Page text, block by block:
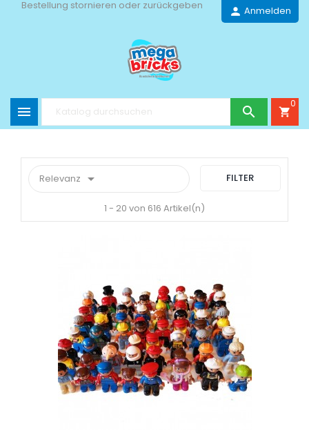
Bestellung stornieren oder zurückgeben person Anmelden
  shopping_cart
0
Relevanz  FILTER
1 - 20 von 616 Artikel(n)